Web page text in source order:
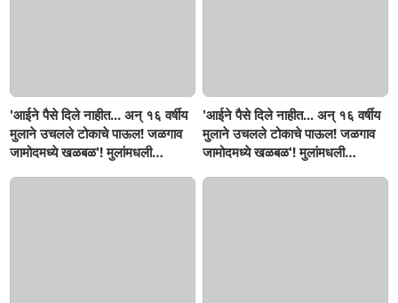
'आईने पैसे दिले नाहीत... अन् १६ वर्षीय
मुलाने उचलले टोकाचे पाऊल! जळगाव
जामोदमध्ये खळबळ'! मुलांमधली
'आईने पैसे दिले नाहीत... अन् १६ वर्षीय
मुलाने उचलले टोकाचे पाऊल! जळगाव
जामोदमध्ये खळबळ'! मुलांमधली